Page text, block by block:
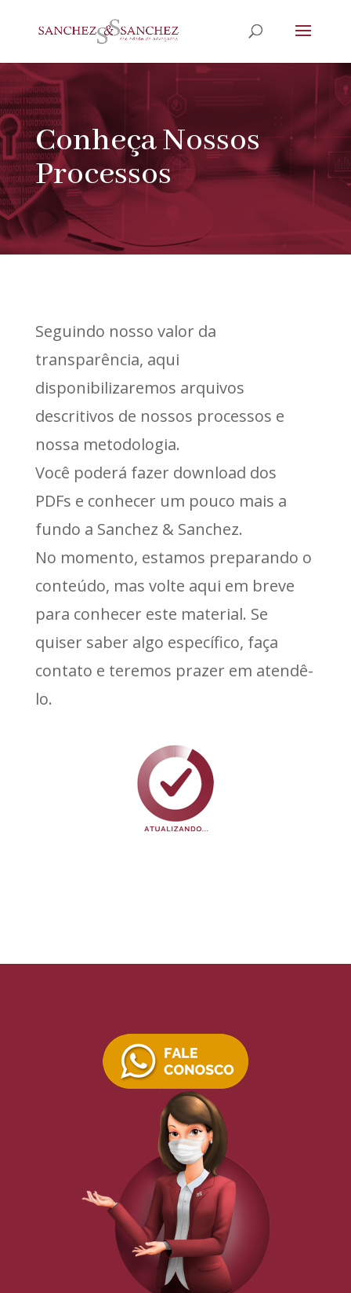
Conheça Nossos
Processos
Seguindo nosso valor da
transparência, aqui
disponibilizaremos arquivos
descritivos de nossos processos e
nossa metodologia.
Você poderá fazer download dos
PDFs e conhecer um pouco mais a
fundo a Sanchez & Sanchez.
No momento, estamos preparando o
conteúdo, mas volte aqui em breve
para conhecer este material. Se
quiser saber algo específico, faça
contato e teremos prazer em atendê-
lo.